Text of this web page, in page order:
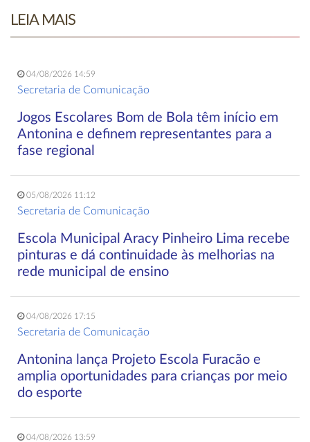
LEIA MAIS
04/08/2026 14:59
Secretaria de Comunicação
Jogos Escolares Bom de Bola têm início em
Antonina e definem representantes para a
fase regional
05/08/2026 11:12
Secretaria de Comunicação
Escola Municipal Aracy Pinheiro Lima recebe
pinturas e dá continuidade às melhorias na
rede municipal de ensino
04/08/2026 17:15
Secretaria de Comunicação
Antonina lança Projeto Escola Furacão e
amplia oportunidades para crianças por meio
do esporte
04/08/2026 13:59